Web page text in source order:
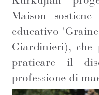
Maison
educativo
Giardinieri), che
praticare il
professione di